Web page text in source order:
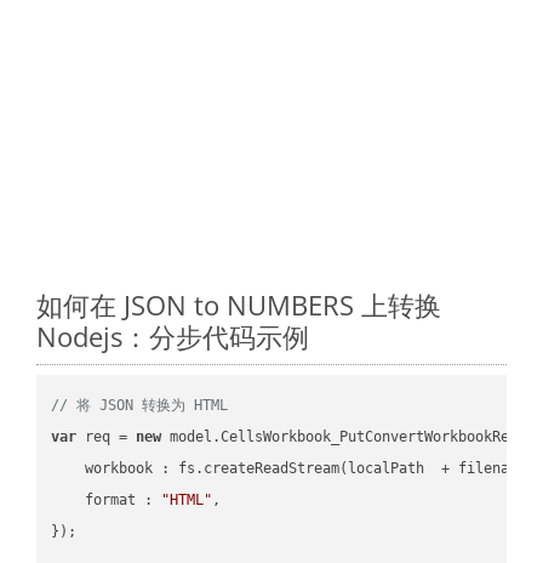
如何在 JSON to NUMBERS 上转换
Nodejs：分步代码示例
// 将 JSON 转换为 HTML
var req = new
workbook : fs.createReadStream(localPath  + filename
format : "HTML" ,
});